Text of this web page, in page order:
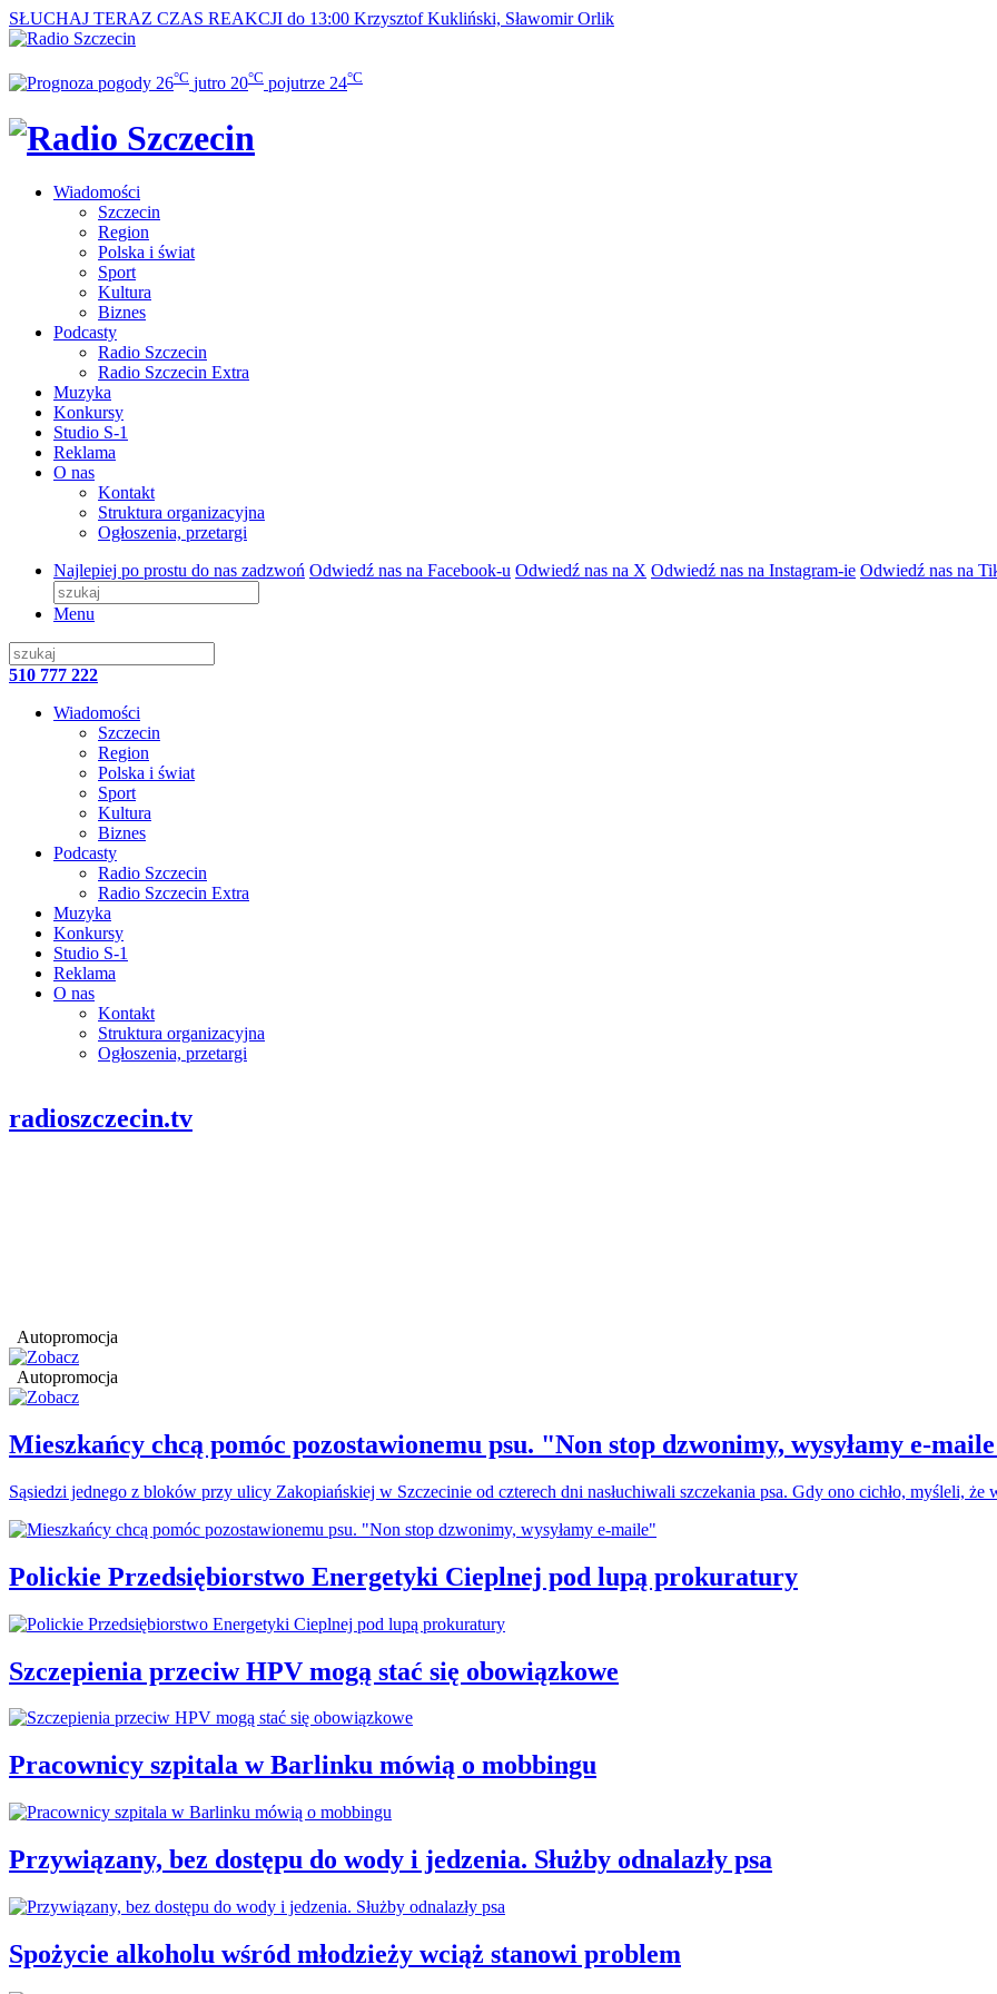
SŁUCHAJ TERAZ CZAS REAKCJI do 13:00 Krzysztof Kukliński, Sławomir Orlik
26°C jutro 20°C pojutrze 24°C
Wiadomości
Szczecin
Region
Polska i świat
Sport
Kultura
Biznes
Podcasty
Radio Szczecin
Radio Szczecin Extra
Muzyka
Konkursy
Studio S-1
Reklama
O nas
Kontakt
Struktura organizacyjna
Ogłoszenia, przetargi
Najlepiej po prostu do nas zadzwoń Odwiedź nas na Facebook-u Odwiedź nas na X Odwiedź nas na Instagram-ie Odwiedź nas na
Menu
510 777 222
Wiadomości
Szczecin
Region
Polska i świat
Sport
Kultura
Biznes
Podcasty
Radio Szczecin
Radio Szczecin Extra
Muzyka
Konkursy
Studio S-1
Reklama
O nas
Kontakt
Struktura organizacyjna
Ogłoszenia, przetargi
radioszczecin.tv
Autopromocja
Autopromocja
Mieszkańcy chcą pomóc pozostawionemu psu. "Non stop dzwonimy, wysyłamy e-
Sąsiedzi jednego z bloków przy ulicy Zakopiańskiej w Szczecinie od czterech dni nasłuchiwali szczekania psa. Gdy ono cichło, myśleli, że
Polickie Przedsiębiorstwo Energetyki Cieplnej pod lupą prokuratury
Szczepienia przeciw HPV mogą stać się obowiązkowe
Pracownicy szpitala w Barlinku mówią o mobbingu
Przywiązany, bez dostępu do wody i jedzenia. Służby odnalazły psa
Spożycie alkoholu wśród młodzieży wciąż stanowi problem